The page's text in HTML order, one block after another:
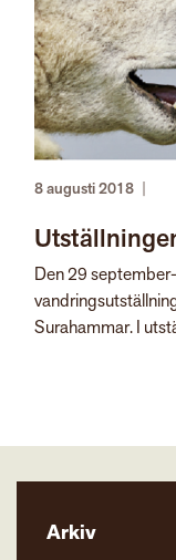
8 augusti 2018
Den 29
Surahammar. I
Arkiv